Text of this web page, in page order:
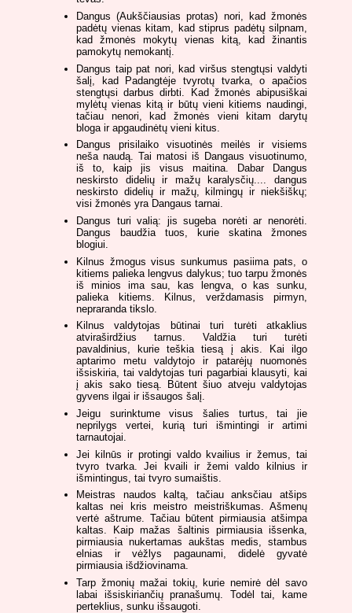
Dangus (Aukščiausias protas) nori, kad žmonės
padėtų vienas kitam, kad stiprus padėtų silpnam,
kad žmonės mokytų vienas kitą, kad žinantis
pamokytų nemokantį.
Dangus taip pat nori, kad viršus stengtųsi valdyti
šalį, kad Padangtėje tvyrotų tvarka, o apačios
stengtųsi darbus dirbti. Kad žmonės abipusiškai
mylėtų vienas kitą ir būtų vieni kitiems naudingi,
tačiau nenori, kad žmonės vieni kitam darytų
bloga ir apgaudinėtų vieni kitus.
Dangus prisilaiko visuotinės meilės ir visiems
neša naudą. Tai matosi iš Dangaus visuotinumo,
iš to, kaip jis visus maitina. Dabar Dangus
neskirsto didelių ir mažų karalysčių.... dangus
neskirsto didelių ir mažų, kilmingų ir niekšiškų;
visi žmonės yra Dangaus tarnai.
Dangus turi valią: jis sugeba norėti ar nenorėti.
Dangus baudžia tuos, kurie skatina žmones
blogiui.
Kilnus žmogus visus sunkumus pasiima pats, o
kitiems palieka lengvus dalykus; tuo tarpu žmonės
iš minios ima sau, kas lengva, o kas sunku,
palieka kitiems. Kilnus, verždamasis pirmyn,
nepraranda tikslo.
Kilnus valdytojas būtinai turi turėti atkaklius
atviraširdžius tarnus. Valdžia turi turėti
pavaldinius, kurie teškia tiesą į akis. Kai ilgo
aptarimo metu valdytojo ir patarėjų nuomonės
išsiskiria, tai valdytojas turi pagarbiai klausyti, kai
į akis sako tiesą. Būtent šiuo atveju valdytojas
gyvens ilgai ir išsaugos šalį.
Jeigu surinktume visus šalies turtus, tai jie
neprilygs vertei, kurią turi išmintingi ir artimi
tarnautojai.
Jei kilnūs ir protingi valdo kvailius ir žemus, tai
tvyro tvarka. Jei kvaili ir žemi valdo kilnius ir
išmintingus, tai tvyro sumaištis.
Meistras naudos kaltą, tačiau anksčiau atšips
kaltas nei kris meistro meistriškumas. Ašmenų
vertė aštrume. Tačiau būtent pirmiausia atšimpa
kaltas. Kaip mažas šaltinis pirmiausia išsenka,
pirmiausia nukertamas aukštas medis, stambus
elnias ir vėžlys pagaunami, didelė gyvatė
pirmiausia išdžiovinama.
Tarp žmonių mažai tokių, kurie nemirė dėl savo
labai išsiskiriančių pranašumų. Todėl tai, kame
perteklius, sunku išsaugoti.